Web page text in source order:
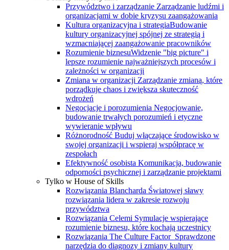
Przywództwo i zarządzanie Zarządzanie ludźmi i
organizacjami w dobie kryzysu zaangażowania
Kultura organizacyjna i strategiaBudowanie
kultury organizacyjnej spójnej ze strategią i
wzmacniającej zaangażowanie pracowników
Rozumienie biznesuWidzenie "big picture" i
lepsze rozumienie najważniejszych procesów i
zależności w organizacji
Zmiana w organizacji Zarządzanie zmianą, które
porządkuje chaos i zwiększa skuteczność
wdrożeń
Negocjacje i porozumienia Negocjowanie,
budowanie trwałych porozumień i etyczne
wywieranie wpływu
Różnorodność Buduj włączające środowisko w
swojej organizacji i wspieraj współpracę w
zespołach
Efektywność osobista Komunikacja, budowanie
odporności psychicznej i zarządzanie projektami
Tylko w House of Skills
Rozwiązania Blancharda Światowej sławy
rozwiązania lidera w zakresie rozwoju
przywództwa
Rozwiązania Celemi Symulacje wspierające
rozumienie biznesu, które kochają uczestnicy
Rozwiązania The Culture Factor Sprawdzone
narzędzia do diagnozy i zmiany kultury